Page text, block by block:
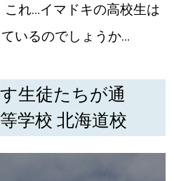
けたい】
けたい】
れ…イマドキの高校生は
いるのでしょうか…
生徒たちが通
学校 北海道校